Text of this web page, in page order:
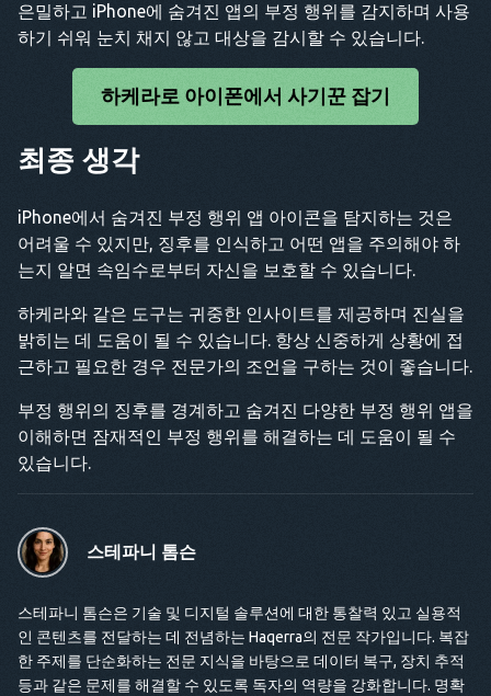
은밀하고 iPhone에 숨겨진 앱의 부정 행위를 감지하며 사용
하기 쉬워 눈치 채지 않고 대상을 감시할 수 있습니다.
하케라로 아이폰에서 사기꾼 잡기
최종 생각
iPhone에서 숨겨진 부정 행위 앱 아이콘을 탐지하는 것은
어려울 수 있지만, 징후를 인식하고 어떤 앱을 주의해야 하
는지 알면 속임수로부터 자신을 보호할 수 있습니다.
하케라와 같은 도구는 귀중한 인사이트를 제공하며 진실을
밝히는 데 도움이 될 수 있습니다. 항상 신중하게 상황에 접
근하고 필요한 경우 전문가의 조언을 구하는 것이 좋습니다.
부정 행위의 징후를 경계하고 숨겨진 다양한 부정 행위 앱을
이해하면 잠재적인 부정 행위를 해결하는 데 도움이 될 수
있습니다.
스테파니 톰슨
스테파니 톰슨은 기술 및 디지털 솔루션에 대한 통찰력 있고 실용적
인 콘텐츠를 전달하는 데 전념하는 Haqerra의 전문 작가입니다. 복잡
한 주제를 단순화하는 전문 지식을 바탕으로 데이터 복구, 장치 추적
등과 같은 문제를 해결할 수 있도록 독자의 역량을 강화합니다. 명확